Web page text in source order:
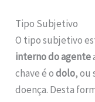
Tipo Subjetivo
O tipo subjetivo
interno do agente
chave é odolo, ou
doença. Desta